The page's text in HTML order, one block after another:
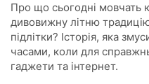
Про що сьогодні мовчать
дивовижну літню
підлітки? Історія, яка
часами, коли для
гаджети та інтернет.